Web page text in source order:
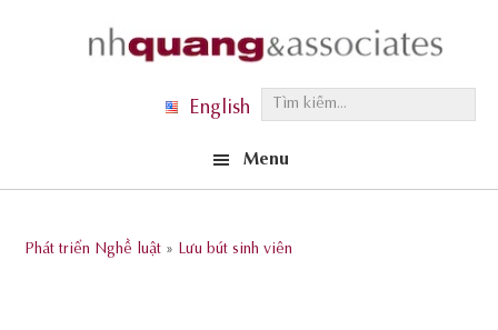
m
English
Menu
Phát triển Nghề luật » Lưu bút sinh viên